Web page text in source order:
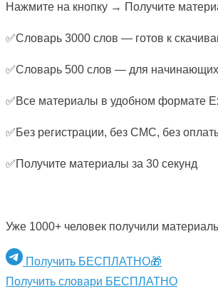
Нажмите на кнопку → Получите
✅Словарь 3000 слов — готов к
✅Словарь 500 слов — для начинающих
✅Все материалы в удобном формате
✅Без регистрации, без СМС, без
✅Получите материалы за 30 секунд
Уже 1000+ человек получили
Получить БЕСПЛАТНО🎁
Получить словари БЕСПЛАТНО